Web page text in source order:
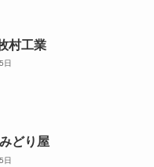
村工業
日
どり屋
日